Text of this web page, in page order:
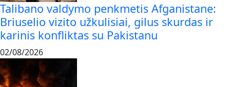
Talibano valdymo penkmetis Afganistane:
Briuselio vizito užkulisiai, gilus skurdas ir
karinis konfliktas su Pakistanu
02/08/2026